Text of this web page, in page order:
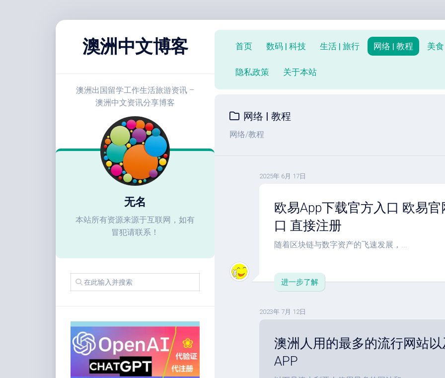
澳洲中文博客
澳洲出国留学工作生活旅游资讯 –
澳洲中文资讯分享博客
无名
本站所有资源来源于互联网，如有
冒犯请联系！
首页 数码 | 科技 生活 | 旅行 网络 | 教程 美
隐私政策 关于本站
网络 | 教程
网络/教程
2025年 6月 17日
欧易App下载官方入口 欧易
口 直接注册
随着区块链与数字资产的飞速发展，...
进一步了解
2023年 7月 12日
澳洲人用的最多的流行网站
APP